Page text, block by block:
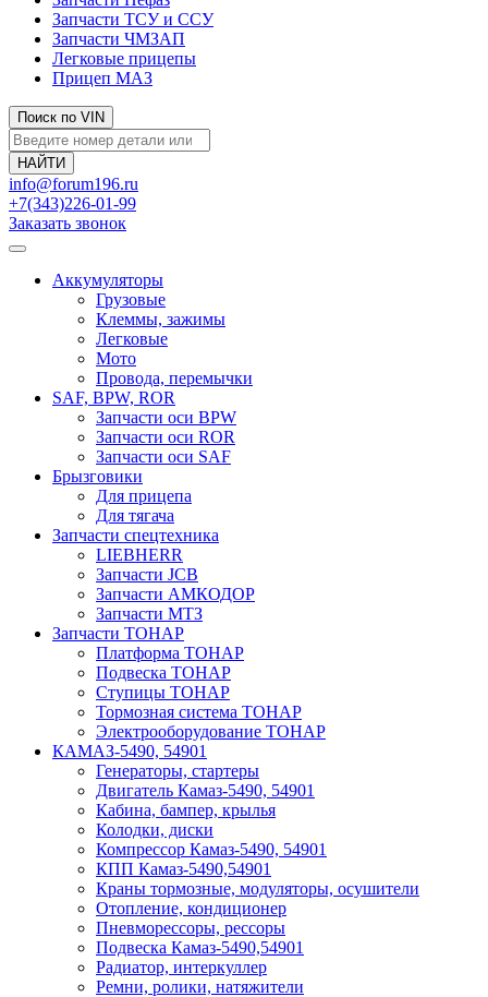
Запчасти ТСУ и ССУ
Запчасти ЧМЗАП
Легковые прицепы
Прицеп МАЗ
Поиск по VIN
info@forum196.ru
+7(343)226-01-99
Заказать звонок
Аккумуляторы
Грузовые
Клеммы, зажимы
Легковые
Мото
Провода, перемычки
SAF, BPW, ROR
Запчасти оси BPW
Запчасти оси ROR
Запчасти оси SAF
Брызговики
Для прицепа
Для тягача
Запчасти спецтехника
LIEBHERR
Запчасти JCB
Запчасти АМКОДОР
Запчасти МТЗ
Запчасти ТОНАР
Платформа ТОНАР
Подвеска ТОНАР
Ступицы ТОНАР
Тормозная система ТОНАР
Электрооборудование ТОНАР
КАМАЗ-5490, 54901
Генераторы, стартеры
Двигатель Камаз-5490, 54901
Кабина, бампер, крылья
Колодки, диски
Компрессор Камаз-5490, 54901
КПП Камаз-5490,54901
Краны тормозные, модуляторы, осушители
Отопление, кондиционер
Пневморессоры, рессоры
Подвеска Камаз-5490,54901
Радиатор, интеркуллер
Ремни, ролики, натяжители